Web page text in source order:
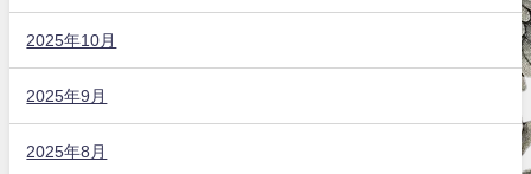
2025年10月
2025年9月
2025年8月